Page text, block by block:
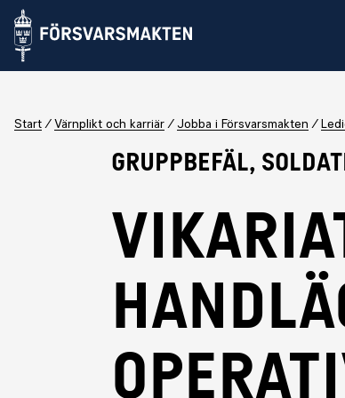
Start Värnplikt och karriär Jobba i Försvarsmakten
Gruppbefäl,